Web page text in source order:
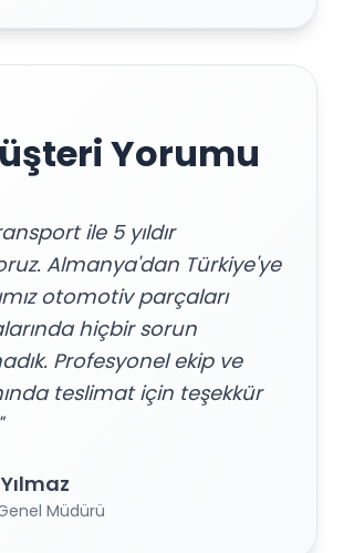
Yorumu
ile 5 yıldır
Almanya'dan Türkiye'ye
otomotiv parçaları
hiçbir sorun
Profesyonel ekip ve
teslimat için teşekkür
Müdürü